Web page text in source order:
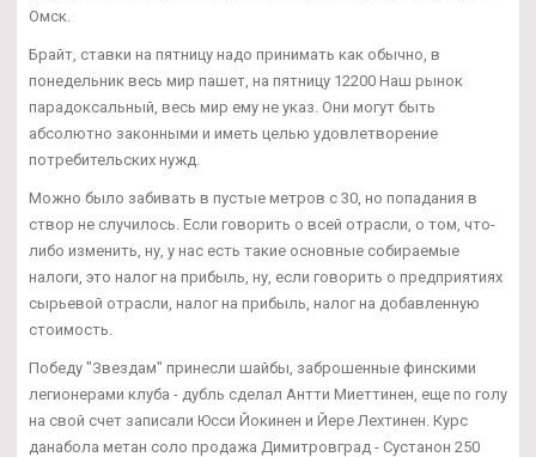
Омск.
Брайт, ставки на пятницу надо принимать как обычно, в
понедельник весь мир пашет, на пятницу 12200 Наш рынок
парадоксальный, весь мир ему не указ. Они могут быть
абсолютно законными и иметь целью удовлетворение
потребительских нужд.
Можно было забивать в пустые метров с 30, но попадания в
створ не случилось. Если говорить о всей отрасли, о том, что-
либо изменить, ну, у нас есть такие основные собираемые
налоги, это налог на прибыль, ну, если говорить о предприятиях
сырьевой отрасли, налог на прибыль, налог на добавленную
стоимость.
Победу "Звездам" принесли шайбы, заброшенные финскими
легионерами клуба - дубль сделал Антти Миеттинен, еще по голу
на свой счет записали Юсси Йокинен и Йере Лехтинен. Курс
данабола метан соло продажа Димитровград - Сустанон 250